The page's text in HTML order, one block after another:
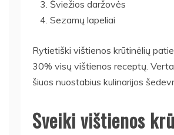
Šviežios daržovės
Sezamų lapeliai
Rytietiški vištienos krūtinėlių
30% visų vištienos receptų.
šiuos nuostabius kulinarijos
Sveiki vištienos